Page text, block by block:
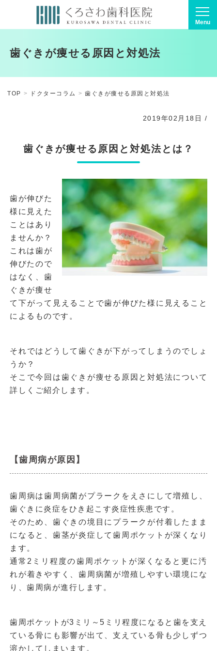
Menu
歯ぐきが痩せる原因と対処法
TOP ドクターコラム 歯ぐきが痩せる原因と対処法
2019年02月18日 /
歯ぐきが痩せる原因と対処法とは？
歯が伸びた
様に見えた
ことはあり
ませんか？
これは歯が
伸びたので
はなく、歯
ぐきが痩せ
て下がって見えることで歯が伸びた様に見えること
によるものです。
それではどうして歯ぐきが下がってしまうのでしょ
うか？
そこで今回は歯ぐきが痩せる原因と対処法について
詳しくご紹介します。
【歯周病が原因】
歯周病は歯周病菌がプラークをえさにして増殖し、
歯ぐきに炎症をひき起こす炎症性疾患です。
そのため、歯ぐきの境目にプラークが付着したまま
になると、歯茎が炎症して歯周ポケットが深くなり
ます。
通常2ミリ程度の歯周ポケットが深くなると更に汚
れが着きやすく、歯周病菌が増殖しやすい環境にな
り、歯周病が進行します。
歯周ポケットが3ミリ～5ミリ程度になると歯を支え
ている骨にも影響が出て、支えている骨も少しずつ
溶かしてしまいます。